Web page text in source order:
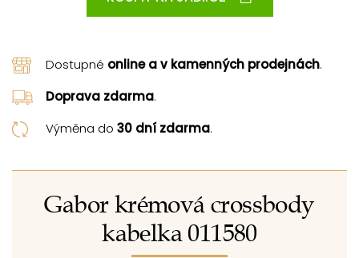
Dostupné online a v kamenných prodejnách.
Doprava zdarma.
Výměna do 30 dní zdarma.
Gabor krémová crossbody
kabelka 011580